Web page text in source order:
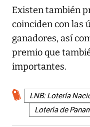
Existen también
coinciden con las
ganadores, así
premio que
importantes.
LNB: Lotería
Lotería de